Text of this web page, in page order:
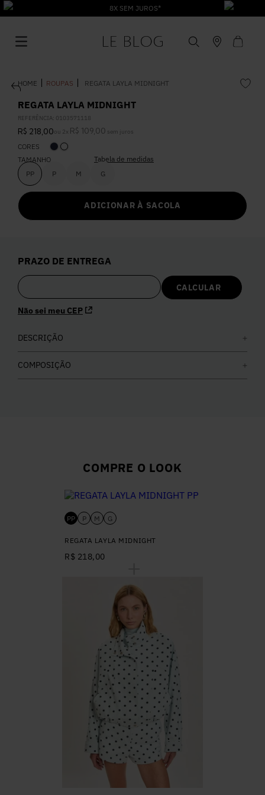
ROUPAS REGATA LAYLA MIDNIGHT
REGATA LAYLA MIDNIGHT
REFERÊNCIA: 0103571118
R$ 218,00 ou 2 x R$ 109 00 sem juros
CORES
TAMANHO
PP
P M G
Tabela de medidas
ADICIONAR À SACOLA
PRAZO DE ENTREGA
Não sei meu CEP
DESCRIÇÃO
COMPOSIÇÃO
COMPRE O LOOK
PP P M G
REGATA LAYLA MIDNIGHT
R$ 218,00
1º Vestido
2 Roupas
5º Calça
6º Colete
7º